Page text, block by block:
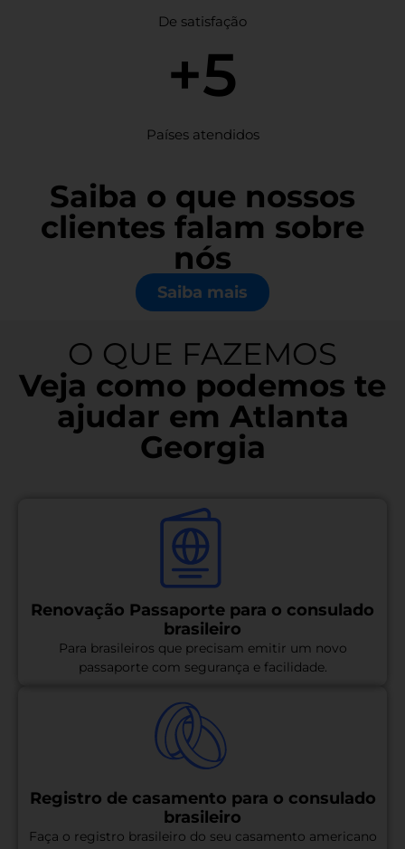
De satisfação
+5
Países atendidos
Saiba o que nossos
clientes falam sobre
nós
Saiba mais
O QUE FAZEMOS
Veja como podemos te
ajudar em Atlanta
Georgia
Renovação Passaporte para o consulado
brasileiro
Para brasileiros que precisam emitir um novo
passaporte com segurança e facilidade.
Registro de casamento para o consulado
brasileiro
Faça o registro brasileiro do seu casamento americano